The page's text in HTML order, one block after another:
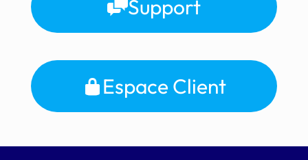
Support
Espace Client